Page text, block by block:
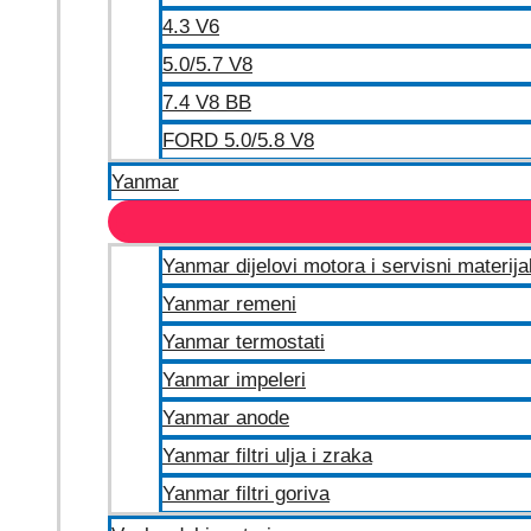
4.3 V6
5.0/5.7 V8
7.4 V8 BB
FORD 5.0/5.8 V8
Yanmar
Yanmar dijelovi motora i servisni
Yanmar remeni
Yanmar termostati
Yanmar impeleri
Yanmar anode
Yanmar filtri ulja i zraka
Yanmar filtri goriva